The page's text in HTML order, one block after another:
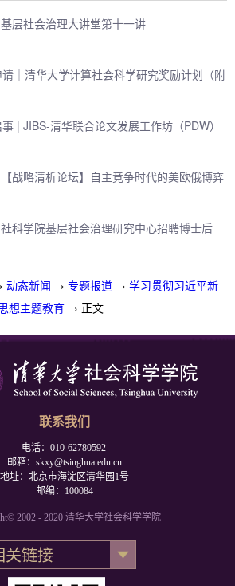
动态新闻 › 专题报道 › 学习贯彻习近平新
想主题教育 › 正文
层社会治理大讲堂第十一讲
｜清华大学计算社会科学研究奖励计划（附
| JIBS-清华联合论文发展工作坊（PDW）
战略清析论坛】自主竞争时代的美欧俄博弈
科学院基层社会治理研究中心招聘博士后
联系我们
电话：010-62780592
邮箱：skxy@tsinghua.edu.cn
地址：北京市海淀区清华园1号
邮编：100084
2002 - 2020 清华大学社会科学学院